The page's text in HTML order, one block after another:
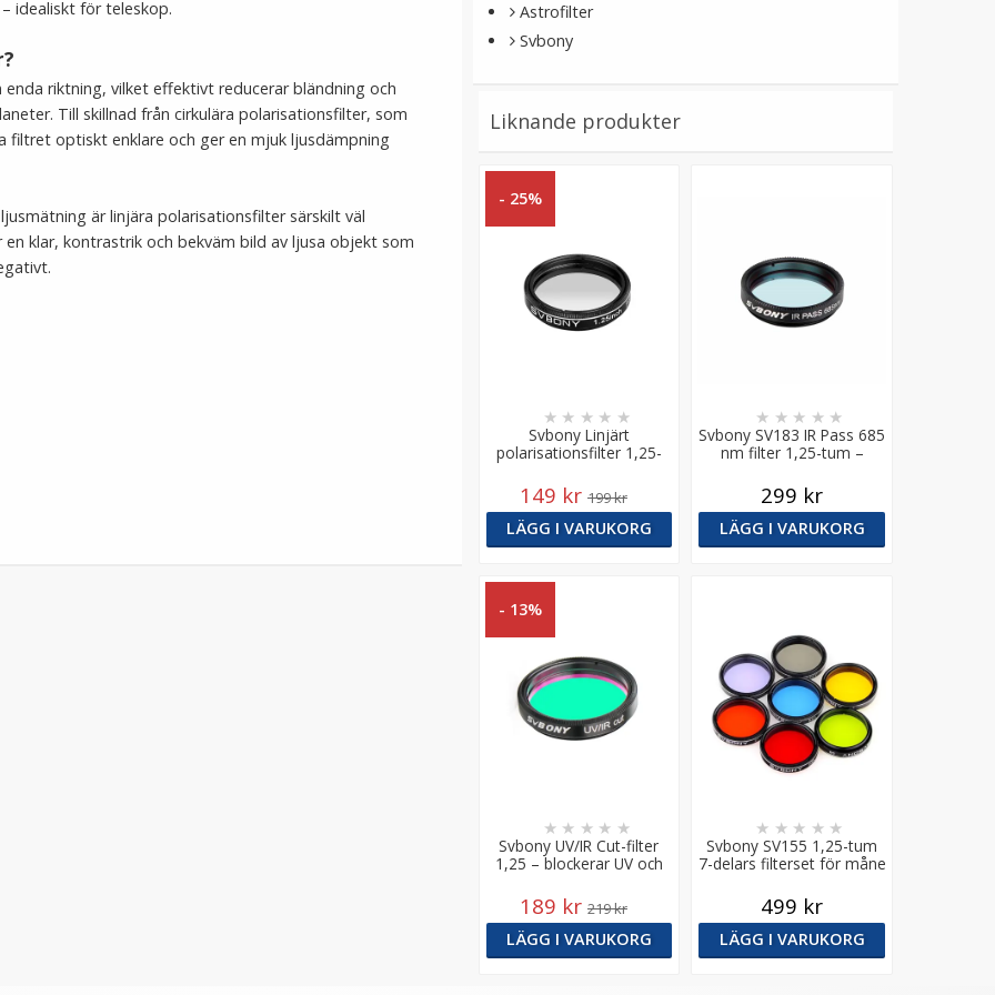
idealiskt för teleskop.
riktning, vilket effektivt reducerar bländning och
Till skillnad från cirkulära polarisationsfilter, som
filtret optiskt enklare och ger en mjuk ljusdämpning
är linjära polarisationsfilter särskilt väl
klar, kontrastrik och bekväm bild av ljusa objekt som
Astrofilter
Svbony
Liknande produkter
- 25%
Svbony Linjärt
polarisationsfilter 1,25-
tum – minskar bländning
★ ★ ★ ★ ★
149 kr 199 kr
LÄGG I VARUKORG
Svbony SV183 IR Pass 685
nm filter 1,25-tum –
★ ★ ★ ★ ★
299 kr
LÄGG I VARUKORG
- 13%
Svbony UV/IR Cut-filter
1,25 – blockerar UV och
★ ★ ★ ★ ★
189 kr 219 kr
LÄGG I VARUKORG
Svbony SV155 1,25-tum
7-delars filterset för måne
★ ★ ★ ★ ★
499 kr
LÄGG I VARUKORG